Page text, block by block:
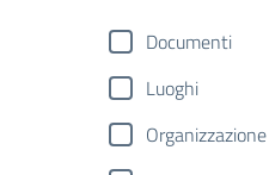
Documenti
Luoghi
Organizzazione